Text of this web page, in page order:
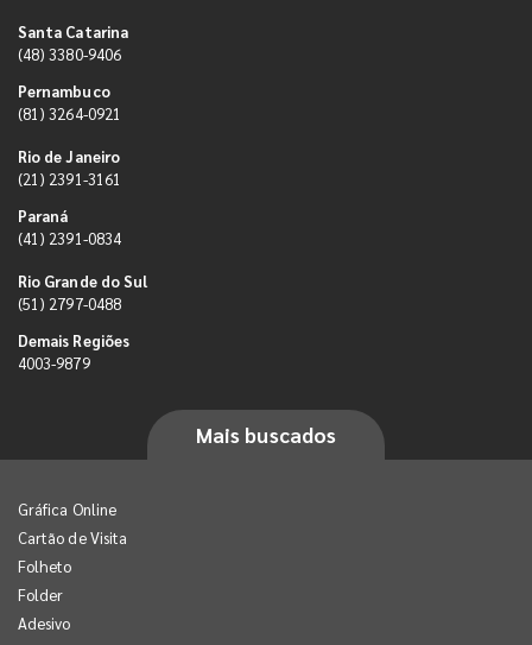
Santa Catarina
(48) 3380-9406
Pernambuco
(81) 3264-0921
Rio de Janeiro
(21) 2391-3161
Paraná
(41) 2391-0834
Rio Grande do Sul
(51) 2797-0488
Demais Regiões
4003-9879
Mais buscados
Gráfica Online
Cartão de Visita
Folheto
Folder
Adesivo